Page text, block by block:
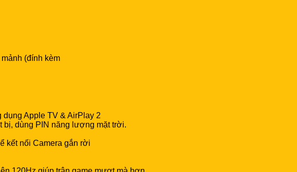
(đính kèm
Apple TV & AirPlay 2
bị, dùng PIN năng lượng mặt trời.
kết nối Camera gắn rời